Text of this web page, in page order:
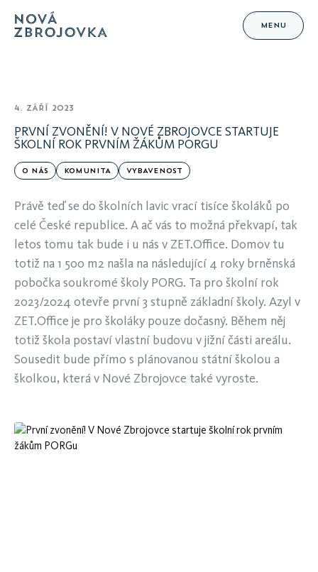
MENU
4. ZÁŘÍ 2023
PRVNÍ ZVONĚNÍ! V NOVÉ ZBROJOVCE STARTUJE
ŠKOLNÍ ROK PRVNÍM ŽÁKŮM PORGU
O NÁS KOMUNITA VYBAVENOST
Právě teď se do školních lavic vrací tisíce školáků po
celé České republice. A ač vás to možná překvapí, tak
letos tomu tak bude i u nás v ZET.Office. Domov tu
totiž na 1 500 m2 našla na následující 4 roky brněnská
pobočka soukromé školy PORG. Ta pro školní rok
2023/2024 otevře první 3 stupně základní školy. Azyl v
ZET.Office je pro školáky pouze dočasný. Během něj
totiž škola postaví vlastní budovu v jižní části areálu.
Sousedit bude přímo s plánovanou státní školou a
školkou, která v Nové Zbrojovce také vyroste.